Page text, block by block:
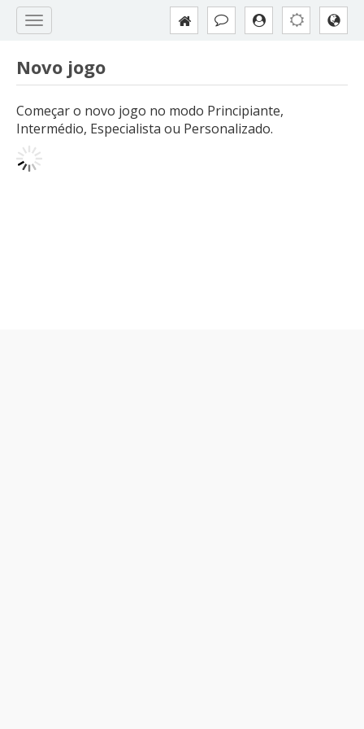
Novo jogo
Começar o novo jogo no modo Principiante,
Intermédio, Especialista ou Personalizado.